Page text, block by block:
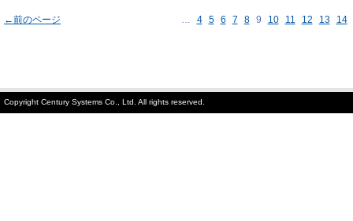
←前のページ … 4 5 6 7 8 9 10 11 12 13 14
Copyright Century Systems Co., Ltd. All rights reserved.